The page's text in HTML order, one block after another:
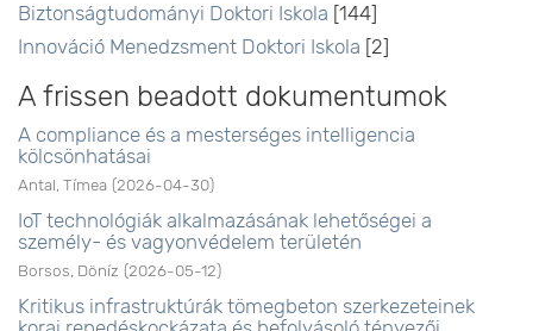
Biztonságtudományi Doktori Iskola [144]
Innováció Menedzsment Doktori Iskola [2]
A frissen beadott dokumentumok
A compliance és a mesterséges intelligencia
kölcsönhatásai
Antal, Tímea (2026-04-30)
IoT technológiák alkalmazásának lehetőségei a
személy- és vagyonvédelem területén
Borsos, Döníz (2026-05-12)
Kritikus infrastruktúrák tömegbeton szerkezeteinek